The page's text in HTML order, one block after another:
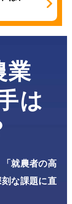
業
は
「就農者の高
な課題に直